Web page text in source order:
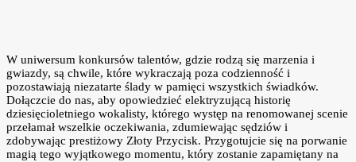
W uniwersum konkursów talentów, gdzie rodzą się marzenia i
gwiazdy, są chwile, które wykraczają poza codzienność i
pozostawiają niezatarte ślady w pamięci wszystkich świadków.
Dołączcie do nas, aby opowiedzieć elektryzującą historię
dziesięcioletniego wokalisty, którego występ na renomowanej scenie
przełamał wszelkie oczekiwania, zdumiewając sędziów i
zdobywając prestiżowy Złoty Przycisk. Przygotujcie się na porwanie
magią tego wyjątkowego momentu, który zostanie zapamiętany na